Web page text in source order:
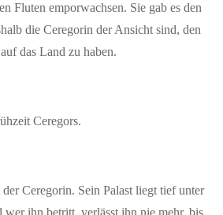
Fluten emporwachsen. Sie gab es den
die Ceregorin der Ansicht sind, den
das Land zu haben.
Ceregors.
Ceregorin. Sein Palast liegt tief unter